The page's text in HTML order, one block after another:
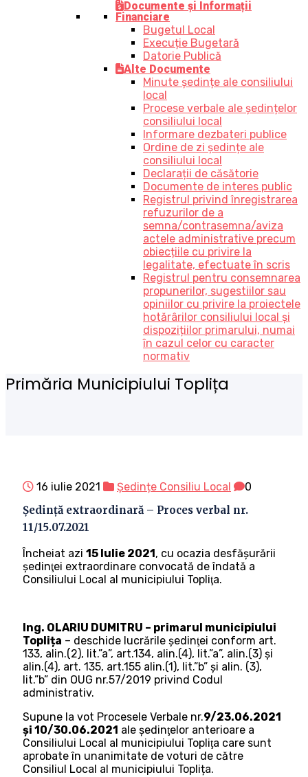
Documente și Informații
Financiare
Bugetul Local
Execuție Bugetară
Datorie Publică
Alte Documente
Minute ședințe ale consiliului
local
Procese verbale ale ședințelor
consiliului local
Informare dezbateri publice
Ordine de zi ședințe ale
consiliului local
Declarații de căsătorie
Documente de interes public
Registrul privind înregistrarea
refuzurilor de a
semna/contrasemna/aviza
actele administrative precum
obiecțiile cu privire la
legalitate, efectuate în scris
Registrul pentru consemnarea
propunerilor, sugestiilor sau
opiniilor cu privire la proiectele
hotărârilor consiliului local și
dispozițiilor primarului, numai
în cazul celor cu caracter
normativ
Primăria Municipiului Toplița
16 iulie 2021 Ședințe Consiliu Local
0
Ședință extraordinară – Proces verbal nr.
11/15.07.2021
Încheiat azi 15 Iulie 2021 , cu ocazia desfăşurării
şedinţei extraordinare convocată de îndată a
Consiliului Local al municipiului Topliţa.
Ing. OLARIU DUMITRU – primarul municipiului
Toplița – deschide lucrările şedinţei conform art.
133, alin.(2), lit.”a”, art.134, alin.(4), lit.”a”, alin.(3) și
alin.(4), art. 135, art.155 alin.(1), lit.”b” și alin. (3),
lit.”b” din OUG nr.57/2019 privind Codul
administrativ.
Supune la vot Procesele Verbale nr.9/23.06.2021
și 10/30.06.2021 ale şedinţelor anterioare a
Consiliului Local al municipiului Topliţa care sunt
aprobate în unanimitate de voturi de către
Consiliul Local al municipiului Toplița.